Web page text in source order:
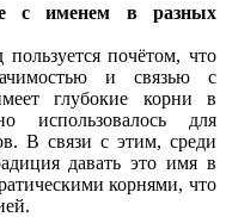
с именем в разных
почётом, что
и связью с
глубокие корни в
использовалось для
В связи с этим, среди
давать это имя в
корнями, что